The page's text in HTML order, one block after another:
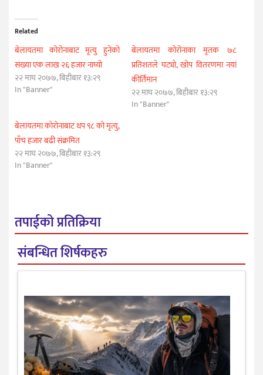
Related
बेलायतमा कोरोनाबाट मृत्यु हुनेको
संख्या एक लाख २६ हजार नाघ्यो
२२ माघ २०७७, बिहीबार १३:२९
In "Banner"
बेलायतमा कोरोनाका मृतक ७८
प्रतिशतले घट्यो, खोप वितरणमा नयां
कीर्तिमान
२२ माघ २०७७, बिहीबार १३:२९
In "Banner"
बेलायतमा कोरोनाबाट थप ९८ को मृत्यु,
पाँच हजार बढी संक्रमित
२२ माघ २०७७, बिहीबार १३:२९
In "Banner"
तपाईको प्रतिक्रिया
संबन्धित शिर्षकहरु